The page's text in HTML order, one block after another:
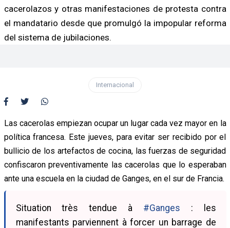
cacerolazos y otras manifestaciones de protesta contra
el mandatario desde que promulgó la impopular reforma
del sistema de jubilaciones.
Internacional
Las cacerolas empiezan ocupar un lugar cada vez mayor en la
política francesa. Este jueves, para evitar ser recibido por el
bullicio de los artefactos de cocina, las fuerzas de seguridad
confiscaron preventivamente las cacerolas que lo esperaban
ante una escuela en la ciudad de Ganges, en el sur de Francia.
Situation très tendue à #Ganges : les
manifestants parviennent à forcer un barrage de